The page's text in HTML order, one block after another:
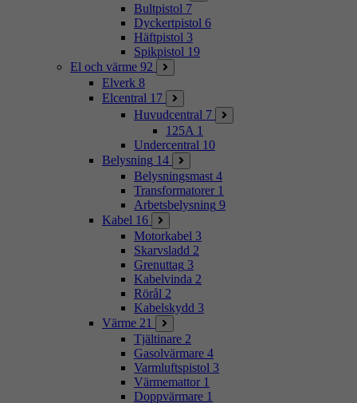
Bultpistol 7
Dyckertpistol 6
Häftpistol 3
Spikpistol 19
El och värme 92
Elverk 8
Elcentral 17
Huvudcentral 7
125A 1
Undercentral 10
Belysning 14
Belysningsmast 4
Transformatorer 1
Arbetsbelysning 9
Kabel 16
Motorkabel 3
Skarvsladd 2
Grenuttag 3
Kabelvinda 2
Rörål 2
Kabelskydd 3
Värme 21
Tjältinare 2
Gasolvärmare 4
Varmluftspistol 3
Värmemattor 1
Doppvärmare 1